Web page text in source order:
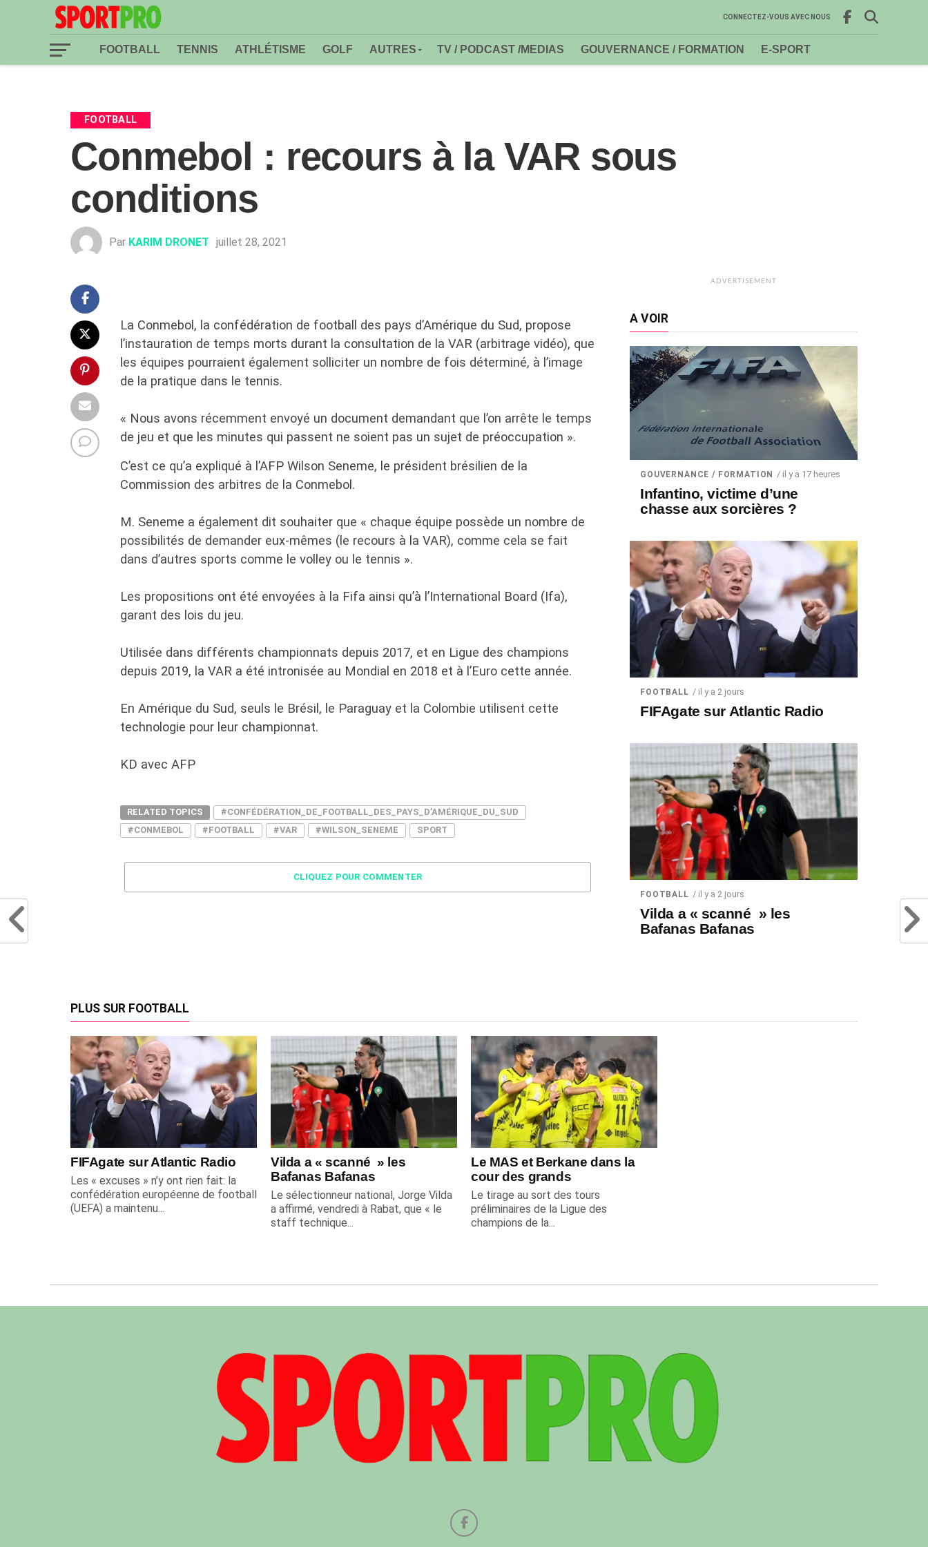
CONNECTEZ-VOUS AVEC NOUS
FOOTBALL TENNIS ATHLÉTISME GOLF AUTRES TV / PODCAST /MEDIAS GOUVERNANCE / FORMATION E-SPORT
FOOTBALL
Conmebol : recours à la VAR sous
conditions
Par KARIM DRONET juillet 28, 2021
La Conmebol, la confédération de football des pays d’Amérique du Sud, propose
l’instauration de temps morts durant la consultation de la VAR (arbitrage vidéo), que
les équipes pourraient également solliciter un nombre de fois déterminé, à l’image
de la pratique dans le tennis.
« Nous avons récemment envoyé un document demandant que l’on arrête le temps
de jeu et que les minutes qui passent ne soient pas un sujet de préoccupation ».
C’est ce qu’a expliqué à l’AFP Wilson Seneme, le président brésilien de la
Commission des arbitres de la Conmebol.
M. Seneme a également dit souhaiter que « chaque équipe possède un nombre de
possibilités de demander eux-mêmes (le recours à la VAR), comme cela se fait
dans d’autres sports comme le volley ou le tennis ».
Les propositions ont été envoyées à la Fifa ainsi qu’à l’International Board (Ifa),
garant des lois du jeu.
Utilisée dans différents championnats depuis 2017, et en Ligue des champions
depuis 2019, la VAR a été intronisée au Mondial en 2018 et à l’Euro cette année.
En Amérique du Sud, seuls le Brésil, le Paraguay et la Colombie utilisent cette
technologie pour leur championnat.
KD avec AFP
RELATED TOPICS
#CONFÉDÉRATION_DE_FOOTBALL_DES_PAYS_D’AMÉRIQUE_DU_SUD
#CONMEBOL
#FOOTBALL #VAR #WILSON_SENEME SPORT
CLIQUEZ POUR COMMENTER
ADVERTISEMENT
A VOIR
GOUVERNANCE / FORMATION / il y a 17 heures
Infantino, victime d’une
chasse aux sorcières ?
FOOTBALL / il y a 2 jours
FIFAgate sur Atlantic Radio
FOOTBALL / il y a 2 jours
Vilda a « scanné » les
Bafanas Bafanas
PLUS SUR FOOTBALL
FIFAgate sur Atlantic Radio
Les « excuses » n’y ont rien fait: la
confédération européenne de football
(UEFA) a maintenu...
Vilda a « scanné » les
Bafanas Bafanas
Le sélectionneur national, Jorge Vilda
a affirmé, vendredi à Rabat, que « le
staff technique...
Le MAS et Berkane dans la
cour des grands
Le tirage au sort des tours
préliminaires de la Ligue des
champions de la...